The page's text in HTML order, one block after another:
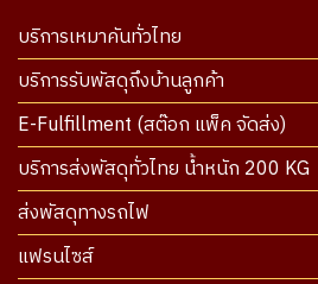
บริการเหมาคันทั่วไทย
บริการรับพัสดุถึงบ้านลูกค้า
E-Fulfillment (สต๊อก แพ็ค จัดส่ง)
บริการส่งพัสดุทั่วไทย น้ำหนัก 200 KG
ส่งพัสดุทางรถไฟ
แฟรนไซส์